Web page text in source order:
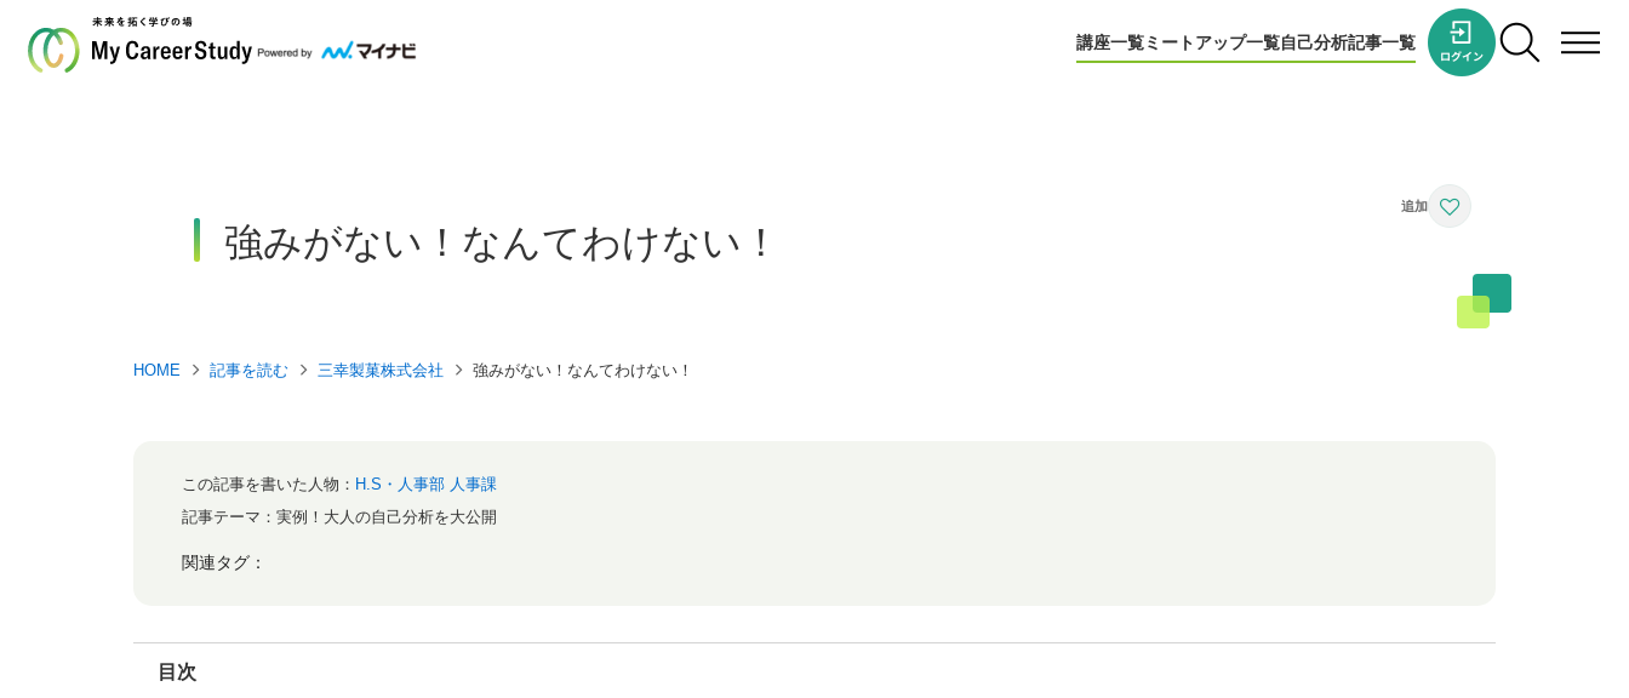
講座一覧ミートアップ一覧自己分析記事一覧
強みがない！なんてわけない！
HOME 記事を読む 三幸製菓株式会社 強みがない！なんてわけない！
この記事を書いた人物： H.S・人事部 人事課
記事テーマ： 実例！大人の自己分析を大公開
関連タグ：
目次